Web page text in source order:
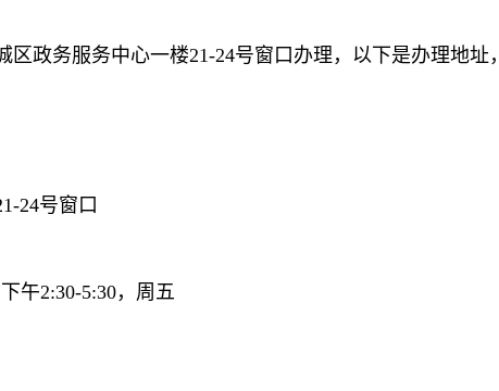
政务服务中心一楼21-24号窗口办理，以下是办理地址，
24号窗口
午2:30-5:30，周五